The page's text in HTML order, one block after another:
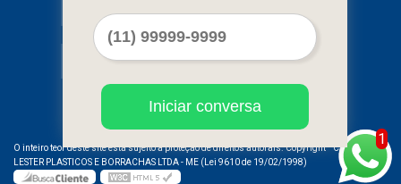
Mapa do site
O inteiro teor deste site está sujeito à proteção de direitos autorais. Copyright COMERCIAL
LESTER PLASTICOS E BORRACHAS LTDA - ME (Lei 9610 de 19/02/1998)
1
Iniciar conversa